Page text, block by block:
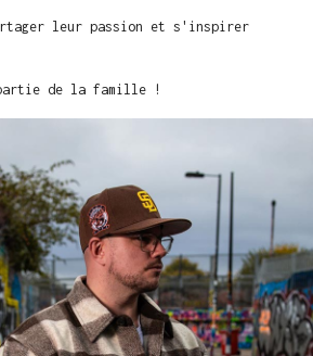
leur passion et s'inspirer
partie de la famille !